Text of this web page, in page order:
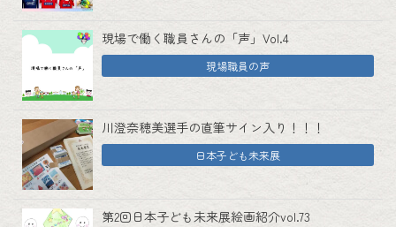
現場で働く職員さんの「声」Vol.4
現場職員の声
川澄奈穂美選手の直筆サイン入り！！！
日本子ども未来展
第2回日本子ども未来展絵画紹介vol.73